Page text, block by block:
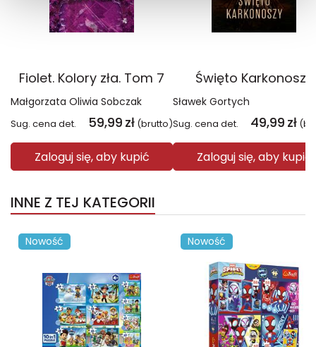
Fiolet. Kolory zła. Tom 7
Małgorzata Oliwia Sobczak
Sug. cena det. 59,99 zł (brutto)
Zaloguj się, aby kupić
Święto Karkonoszy
Sławek Gortych
Sug. cena det. 49,99 zł
Zaloguj się, aby kupić
INNE Z TEJ KATEGORII
Nowość Nowość